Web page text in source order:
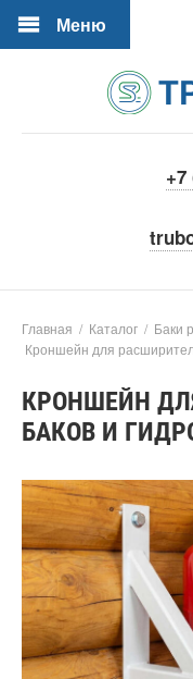
Меню
+7
Главная / Каталог / Баки
Кроншейн для
КРОНШЕЙН
БАКОВ И